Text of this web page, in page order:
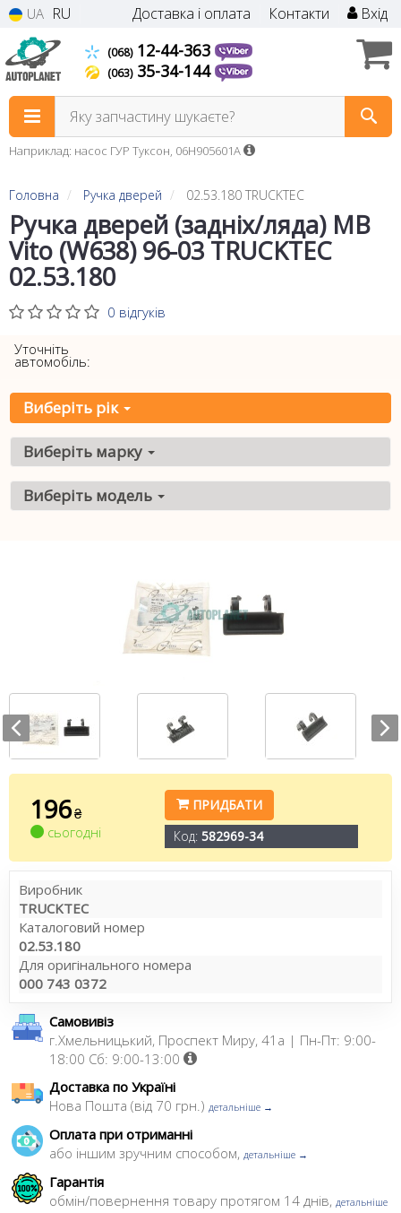
UA RU Доставка і оплата Контакти Вхід
(068)12-44-363
(063)35-34-144
Яку запчастину шукаєте?
Наприклад: насос ГУР Туксон, 06H905601A
Головна Ручка дверей 02.53.180 TRUCKTEC
Ручка дверей (задніх/ляда) MB
Vito (W638) 96-03 TRUCKTEC
02.53.180
0 відгуків
Уточніть
автомобіль:
Виберіть рік
Виберіть марку
Виберіть модель
196 ₴
сьогодні
ПРИДБАТИ
Код: 582969-34
Виробник
TRUCKTEC
Каталоговий номер
02.53.180
Для оригінального номера
000 743 0372
Самовивіз
г.Хмельницький, Проспект Миру, 41а | Пн-Пт: 9:00-
18:00 Сб: 9:00-13:00
Доставка по Україні
Нова Пошта (від 70 грн.) детальніше →
Оплата при отриманні
або іншим зручним способом, детальніше →
Гарантія
обмін/повернення товару протягом 14 днів, детальніше